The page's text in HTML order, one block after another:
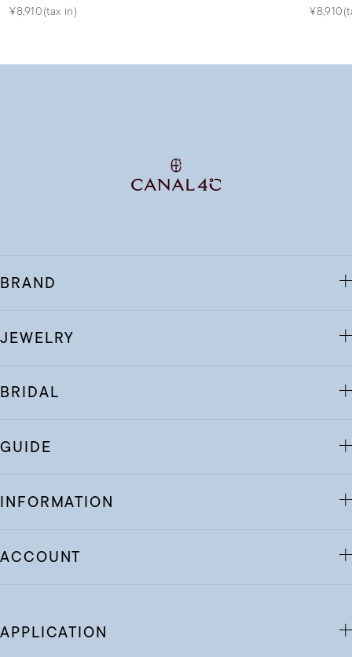
¥8,910(tax in)
BRAND
JEWELRY
BRIDAL
GUIDE
INFORMATION
ACCOUNT
APPLICATION